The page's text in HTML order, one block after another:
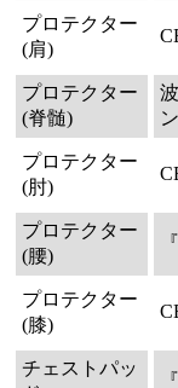
プロテクター
(肩)
プロテクター
(脊髄)
プロテクター
(肘)
プロテクター
(腰)
プロテクター
(膝)
チェストパッ